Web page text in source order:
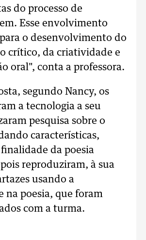
do processo de
Esse envolvimento
o desenvolvimento do
crítico, da criatividade e
oral", conta a professora.
segundo Nancy, os
a tecnologia a seu
pesquisa sobre o
características,
da poesia
reproduziram, à sua
usando a
na poesia, que foram
com a turma.